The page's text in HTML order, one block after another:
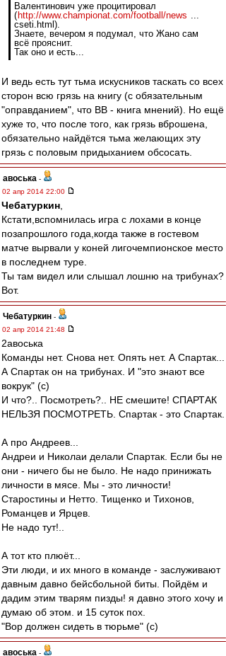
Валентинович уже процитировал
( http://www.championat.com/football/news ...
cseti.html).
Знаете, вечером я подумал, что Жано сам
всё прояснит.
Так оно и есть...
И ведь есть тут тьма искусников таскать со всех
сторон всю грязь на книгу (с обязательным
"оправданием", что ВВ - книга мнений). Но ещё
хуже то, что после того, как грязь вброшена,
обязательно найдётся тьма желающих эту
грязь с половым придыханием обсосать.
авоська -
02 апр 2014 22:00
Чебатуркин
Кстати,вспомнилась игра с лохами в конце
позапрошлого года,когда также в гостевом
матче вырвали у коней лигочемпионское место
в последнем туре.
Ты там видел или слышал лошню на трибунах?
Вот.
Чебатуркин -
02 апр 2014 21:48
2авоська
Команды нет. Снова нет. Опять нет. А Спартак...
А Спартак он на трибунах. И "это знают все
вокрук" (с)
И что?.. Посмотреть?.. НЕ смешите! СПАРТАК
НЕЛЬЗЯ ПОСМОТРЕТЬ. Спартак - это Спартак.
А про Андреев...
Андреи и Николаи делали Спартак. Если бы не
они - ничего бы не было. Не надо принижать
личности в мясе. Мы - это личности!
Старостины и Нетто. Тищенко и Тихонов,
Романцев и Ярцев.
Не надо тут!..
А тот кто плюёт...
Эти люди, и их много в команде - заслуживают
давным давно бейсбольной биты. Пойдём и
дадим этим тварям пизды! я давно этого хочу и
думаю об этом. и 15 суток пох.
"Вор должен сидеть в тюрьме" (с)
авоська -